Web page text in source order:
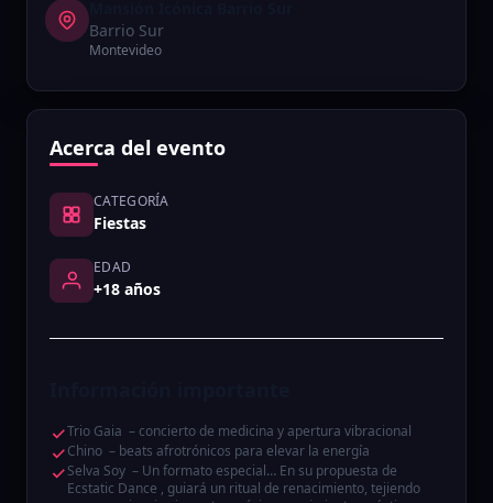
Barrio Sur
Montevideo
Acerca del evento
CATEGORÍA
Fiestas
EDAD
+18 años
Trio Gaia – concierto de medicina y apertura vibracional
Chino – beats afrotrónicos para elevar la energía
Selva Soy – Un formato especial… En su propuesta de
Ecstatic Dance , guiará un ritual de renacimiento, tejiendo